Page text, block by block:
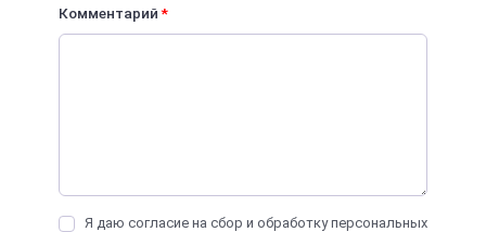
Комментарий*
Я даю согласие на сбор и обработку персональных